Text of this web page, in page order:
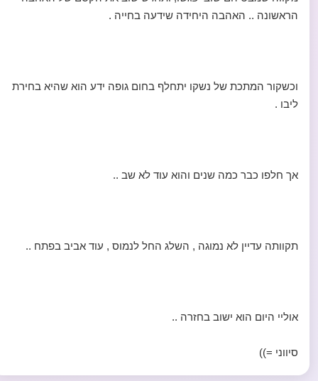
הראשונה .. האהבה היחידה שידעה בחייה .
וכשקור המתכת של נשקו יתחלף בחום גופה ידע הוא שהיא בחירת
ליבו .
אך חלפו כבר כמה שנים והוא עוד לא שב ..
תקוותה עדיין לא נמוגה , השלג החל לנמוס , עוד אביב בפתח ..
אוליי היום הוא ישוב בחזרה ..
סיווני =))